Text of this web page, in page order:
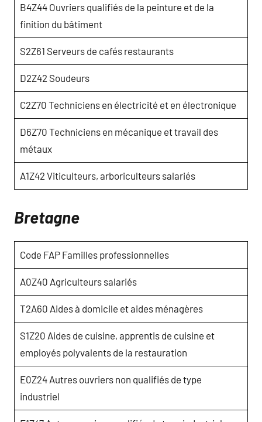
B4Z44 Ouvriers qualifiés de la peinture et de la
finition du bâtiment
S2Z61 Serveurs de cafés restaurants
D2Z42 Soudeurs
C2Z70 Techniciens en électricité et en électronique
D6Z70 Techniciens en mécanique et travail des
métaux
A1Z42 Viticulteurs, arboriculteurs salariés
Bretagne
Code FAP Familles professionnelles
A0Z40 Agriculteurs salariés
T2A60 Aides à domicile et aides ménagères
S1Z20 Aides de cuisine, apprentis de cuisine et
employés polyvalents de la restauration
E0Z24 Autres ouvriers non qualifiés de type
industriel